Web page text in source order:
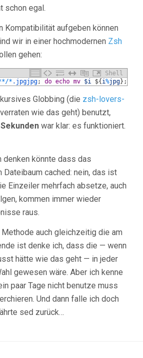
schon egal.
Kompatibilität aufgeben können
wir in einer hochmodernen Zsh
gehen:
Shell
*/* .jpgjpg; do echo mv $i ${i%jpg} ;
Globbing (die zsh-lovers-
wie das geht) benutzt,
war klar: es funktioniert.
denken könnte dass das
cached: nein, das ist
Einzeiler mehrfach absetze, auch
kommen immer wieder
raus.
auch gleichzeitig die am
ist denke ich, dass die — wenn
hätte wie das geht — in jeder
gewesen wäre. Aber ich kenne
paar Tage nicht benutze muss
Und dann falle ich doch
sed zurück…